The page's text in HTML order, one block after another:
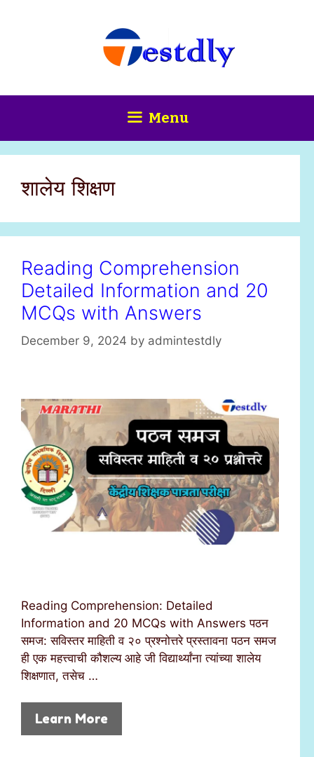
Menu
शालेय शिक्षण
Reading Comprehension
Detailed Information and 20
MCQs with Answers
December 9, 2024 by admintestdly
Reading Comprehension: Detailed
Information and 20 MCQs with Answers पठन
समज: सविस्तर माहिती व २० प्रश्नोत्तरे प्रस्तावना पठन समज
ही एक महत्त्वाची कौशल्य आहे जी विद्यार्थ्यांना त्यांच्या शालेय
शिक्षणात, तसेच …
Learn More